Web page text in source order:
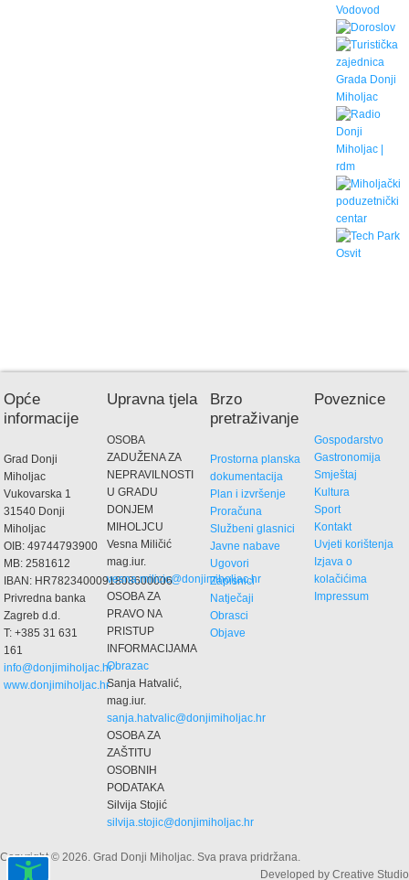
Opće
informacije
Grad Donji
Miholjac
Vukovarska 1
31540 Donji
Miholjac
OIB: 49744793900
MB: 2581612
IBAN: HR7823400091808600006
Privredna banka
Zagreb d.d.
T: +385 31 631
161
info@donjimiholjac.hr
www.donjimiholjac.hr
Upravna tjela
OSOBA
ZADUŽENA ZA
NEPRAVILNOSTI
U GRADU
DONJEM
MIHOLJCU
Vesna Miličić
mag.iur.
vesna.milicic@donjimiholjac.hr
OSOBA ZA
PRAVO NA
PRISTUP
INFORMACIJAMA
Obrazac
Sanja Hatvalić,
mag.iur.
sanja.hatvalic@donjimiholjac.hr
OSOBA ZA
ZAŠTITU
OSOBNIH
PODATAKA
Silvija Stojić
silvija.stojic@donjimiholjac.hr
Brzo
pretraživanje
Prostorna planska
dokumentacija
Plan i izvršenje
Proračuna
Službeni glasnici
Javne nabave
Ugovori
Zapisnici
Natječaji
Obrasci
Objave
Poveznice
Gospodarstvo
Gastronomija
Smještaj
Kultura
Sport
Kontakt
Uvjeti korištenja
Izjava o
kolačićima
Impressum
Copyright © 2026. Grad Donji Miholjac. Sva prava pridržana.
Developed by Creative Studio